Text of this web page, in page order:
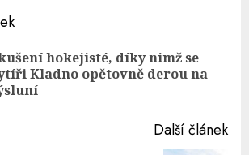
hokejisté, díky nimž se
Kladno opětovně derou na
Další článek